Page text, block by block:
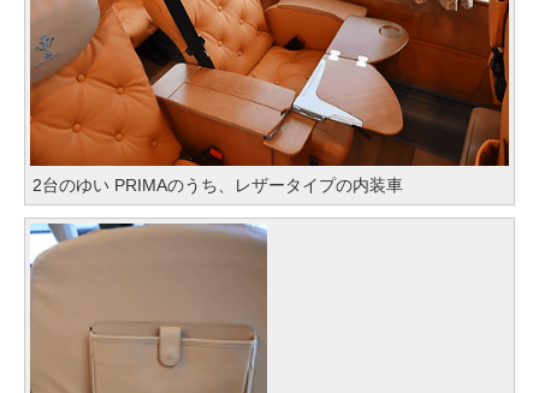
2台のゆい PRIMAのうち、レザータイプの内装車